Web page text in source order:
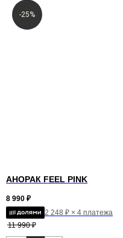
-25%
АНОРАК FEEL PINK
8 990 ₽
2 248 ₽ × 4 платежа
11 990 ₽